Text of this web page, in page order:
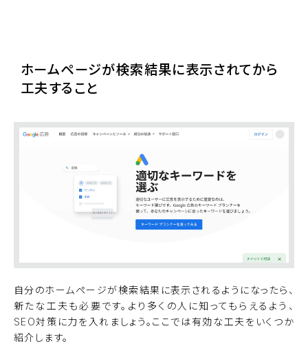
ホームページが検索結果に表示されてから
工夫すること
自分のホームページが検索結果に表示されるようになったら、
新たな工夫も必要です。より多くの人に知ってもらえるよう、
SEO対策に力を入れましょう。ここでは有効な工夫をいくつか
紹介します。